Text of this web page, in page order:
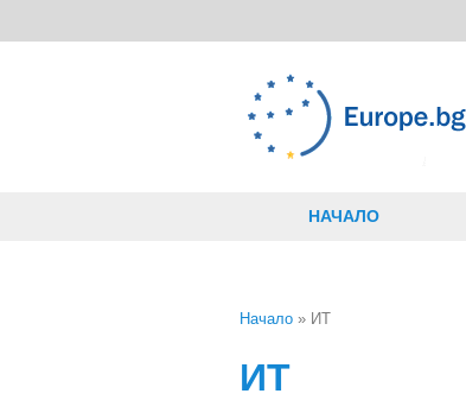
НАЧАЛО
Начало » ИТ
ИТ